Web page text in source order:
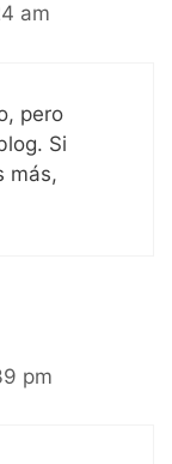
am
pero
Si
más,
pm